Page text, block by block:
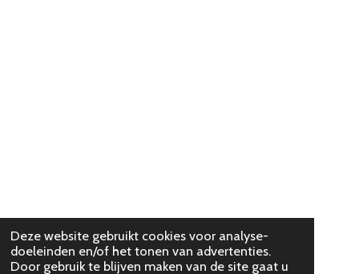
Deze website gebruikt cookies voor analyse-
doeleinden en/of het tonen van advertenties.
Door gebruik te blijven maken van de site gaat u